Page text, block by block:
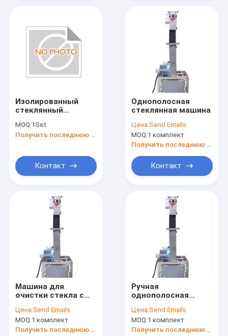
Продукция
О Компании
Наша фабрика
контроль качества
Изолированный
стеклянный
робот для
повышения
зашивки
MOQ:1Set
Контакт
Однополосная
стеклянная машина
Цена:Send Emails
MOQ:1 комплект
Получить последнюю цену
Контакт
Машина для
очистки стекла с
ремнем
Цена:Send Emails
MOQ:1 комплект
Получить последнюю цену
Ручная
однополосная
Цена:Send Emails
MOQ:1 комплект
Получить последнюю цену